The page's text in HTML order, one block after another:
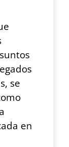
se
en